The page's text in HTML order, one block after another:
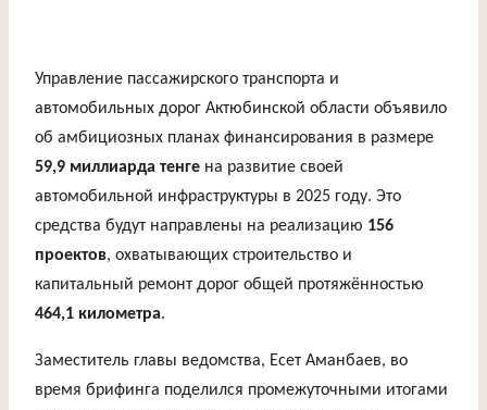
Управление пассажирского транспорта и
автомобильных дорог Актюбинской области объявило
об амбициозных планах финансирования в размере
59,9 миллиарда тенге на развитие своей
автомобильной инфраструктуры в 2025 году. Это
средства будут направлены на реализацию 156
проектов, охватывающих строительство и
капитальный ремонт дорог общей протяжённостью
464,1 километра.
Заместитель главы ведомства, Есет Аманбаев, во
время брифинга поделился промежуточными итогами